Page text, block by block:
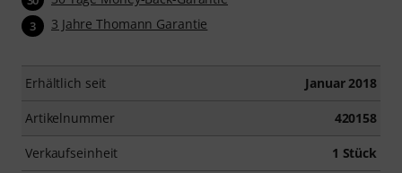
3 3 Jahre Thomann Garantie
Erhältlich seit Januar 2018
Artikelnummer 420158
Verkaufseinheit 1 Stück